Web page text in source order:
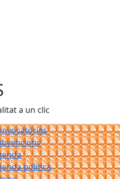
a un clic
política